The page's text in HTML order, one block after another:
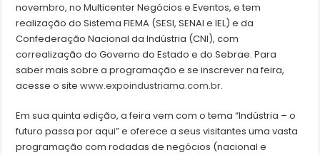
novembro, no Multicenter Negócios e Eventos, e tem
realização do Sistema FIEMA (SESI, SENAI e IEL) e da
Confederação Nacional da Indústria (CNI), com
correalização do Governo do Estado e do Sebrae. Para
saber mais sobre a programação e se inscrever na feira,
acesse o sitewww.expoindustriama.com.br.
Em sua quinta edição, a feira vem com o tema “Indústria – o
futuro passa por aqui” e oferece a seus visitantes uma vasta
programação com rodadas de negócios (nacional e